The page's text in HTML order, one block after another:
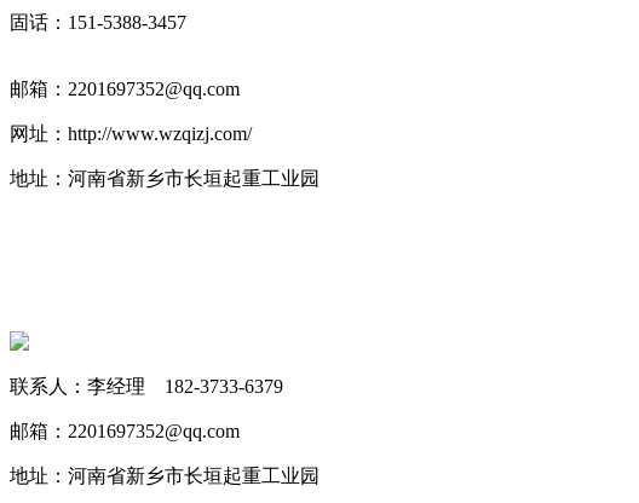
固话：151-5388-3457
邮箱：2201697352@qq.com
网址：http://www.wzqizj.com/
地址：河南省新乡市长垣起重工业园
联系人：李经理 182-3733-6379
邮箱：2201697352@qq.com
地址：河南省新乡市长垣起重工业园